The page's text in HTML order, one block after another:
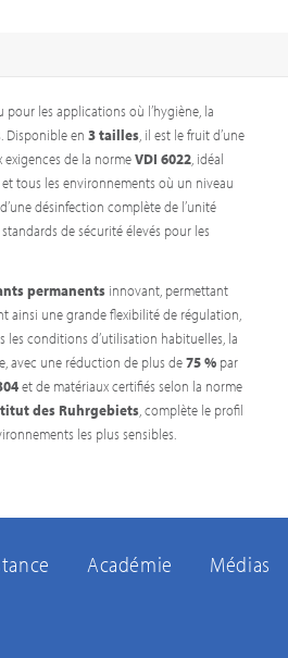
les applications où l’hygiène, la
Disponible en 3 tailles, il est le fruit d’une
de la normeVDI 6022, idéal
tous les environnements où un niveau
désinfection complète de l’unité
de sécurité élevés pour les
permanentsinnovant, permettant
ainsi une grande flexibilité de régulation,
conditions d’utilisation habituelles, la
avec une réduction de plus de75 %par
et de matériaux certifiés selon la norme
des Ruhrgebiets, complète le profil
les plus sensibles.
Académie Médias